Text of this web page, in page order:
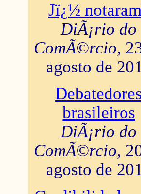
Jï¿½
DiÃ¡rio do
ComÃ©rcio,
agosto de
Debatedores
brasileiros
DiÃ¡rio do
ComÃ©rcio,
agosto de